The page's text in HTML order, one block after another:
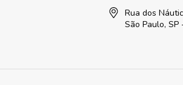
Rua dos
São Paulo, SP